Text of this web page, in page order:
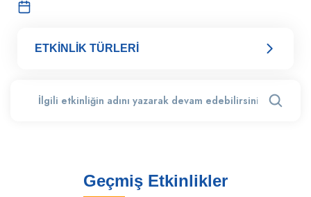
ETKİNLİK TÜRLERİ
Geçmiş Etkinlikler